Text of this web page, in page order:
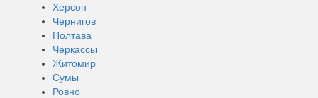
Херсон
Чернигов
Полтава
Черкассы
Житомир
Сумы
Ровно